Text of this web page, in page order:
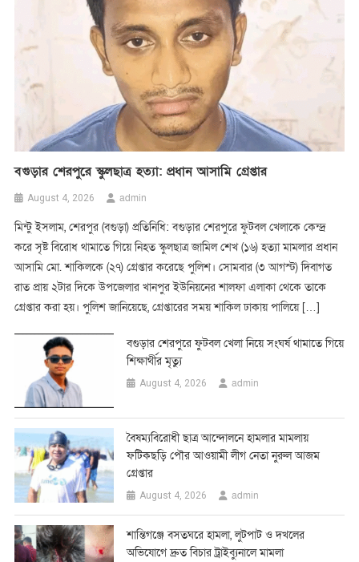
বগুড়ার শেরপুরে স্কুলছাত্র হত্যা: প্রধান আসামি গ্রেপ্তার
August 4, 2026 admin
মিন্টু ইসলাম, শেরপুর (বগুড়া) প্রতিনিধি: বগুড়ার শেরপুরে ফুটবল খেলাকে কেন্দ্র
করে সৃষ্ট বিরোধ থামাতে গিয়ে নিহত স্কুলছাত্র জামিল শেখ (১৬) হত্যা মামলার প্রধান
আসামি মো. শাকিলকে (২৭) গ্রেপ্তার করেছে পুলিশ। সোমবার (৩ আগস্ট) দিবাগত
রাত প্রায় ২টার দিকে উপজেলার খানপুর ইউনিয়নের শালফা এলাকা থেকে তাকে
গ্রেপ্তার করা হয়। পুলিশ জানিয়েছে, গ্রেপ্তারের সময় শাকিল ঢাকায় পালিয়ে […]
বগুড়ার শেরপুরে ফুটবল খেলা নিয়ে সংঘর্ষ থামাতে গিয়ে
শিক্ষার্থীর মৃত্যু
August 4, 2026 admin
বৈষম্যবিরোধী ছাত্র আন্দোলনে হামলার মামলায়
ফটিকছড়ি পৌর আওয়ামী লীগ নেতা নুরুল আজম
গ্রেপ্তার
August 4, 2026 admin
শান্তিগঞ্জে বসতঘরে হামলা, লুটপাট ও দখলের
অভিযোগে দ্রুত বিচার ট্রাইব্যুনালে মামলা